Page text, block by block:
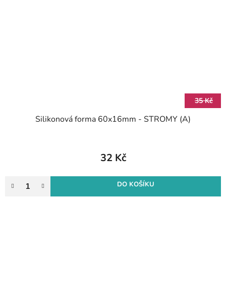
35 Kč
Silikonová forma 60x16mm - STROMY (A)
32 Kč
DO KOŠÍKU